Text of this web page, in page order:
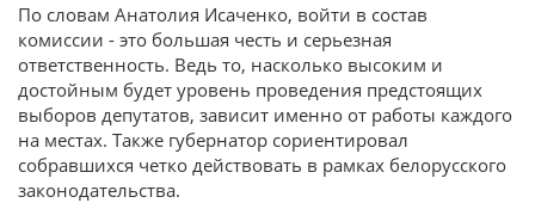
По словам Анатолия Исаченко, войти в состав
комиссии - это большая честь и серьезная
ответственность. Ведь то, насколько высоким и
достойным будет уровень проведения предстоящих
выборов депутатов, зависит именно от работы каждого
на местах. Также губернатор сориентировал
собравшихся четко действовать в рамках белорусского
законодательства.